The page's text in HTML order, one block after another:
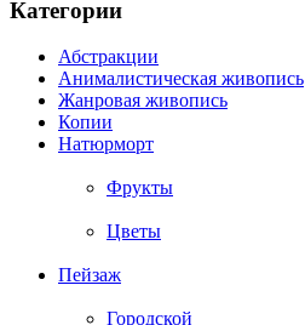
Категории
Абстракции
Анималистическая живопись
Жанровая живопись
Копии
Натюрморт
Фрукты
Цветы
Пейзаж
Городской